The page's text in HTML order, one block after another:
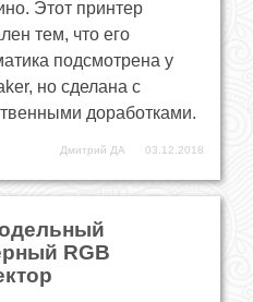
Этот принтер
тем, что его
подсмотрена у
но сделана с
доработками.
Дмитрий ДА 03.12.2018
RGB